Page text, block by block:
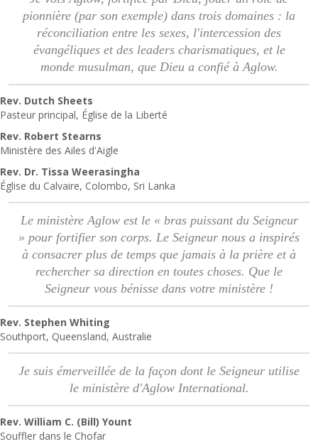
pionnière (par son exemple) dans trois domaines : la
réconciliation entre les sexes, l'intercession des
évangéliques et des leaders charismatiques, et le
monde musulman, que Dieu a confié à Aglow.
Rev. Dutch Sheets
Pasteur principal, Église de la Liberté
Rev. Robert Stearns
Ministère des Ailes d'Aigle
Rev. Dr. Tissa Weerasingha
Église du Calvaire, Colombo, Sri Lanka
Le ministère Aglow est le « bras puissant du Seigneur
» pour fortifier son corps. Le Seigneur nous a inspirés
à consacrer plus de temps que jamais à la prière et à
rechercher sa direction en toutes choses. Que le
Seigneur vous bénisse dans votre ministère !
Rev. Stephen Whiting
Southport, Queensland, Australie
Je suis émerveillée de la façon dont le Seigneur utilise
le ministère d'Aglow International.
Rev. William C. (Bill) Yount
Souffler dans le Chofar